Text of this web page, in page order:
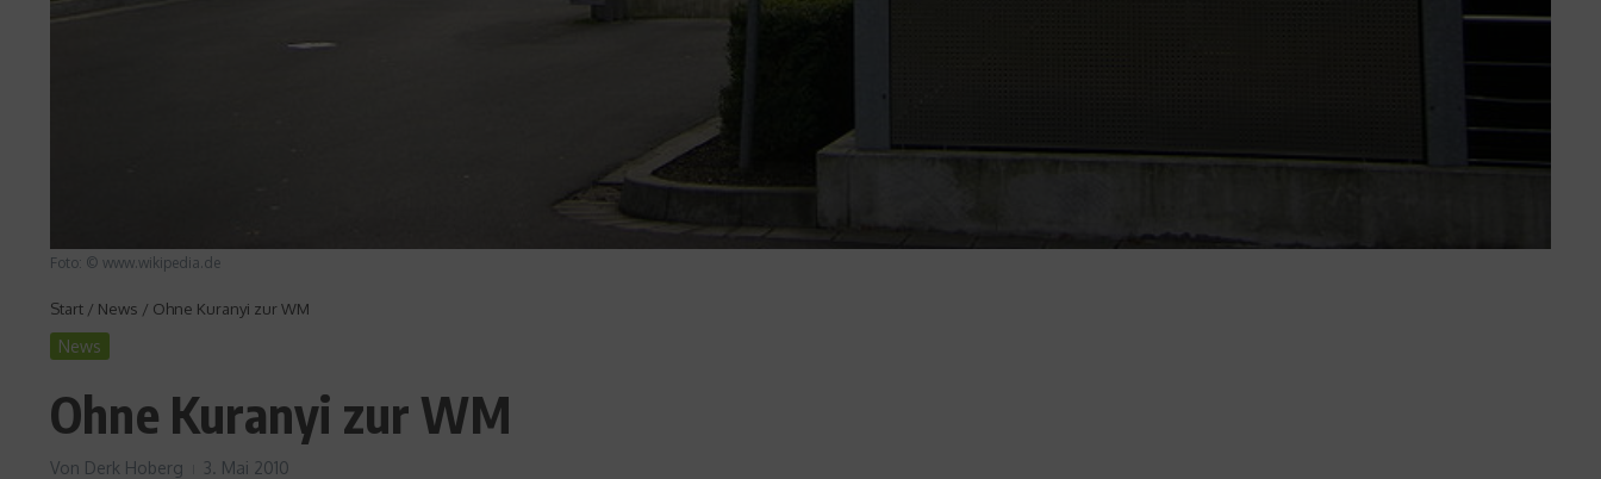
Foto: © www.wikipedia.de
Start / News / Ohne Kuranyi zur WM
News
Ohne Kuranyi zur WM
Von Derk Hoberg 3. Mai 2010